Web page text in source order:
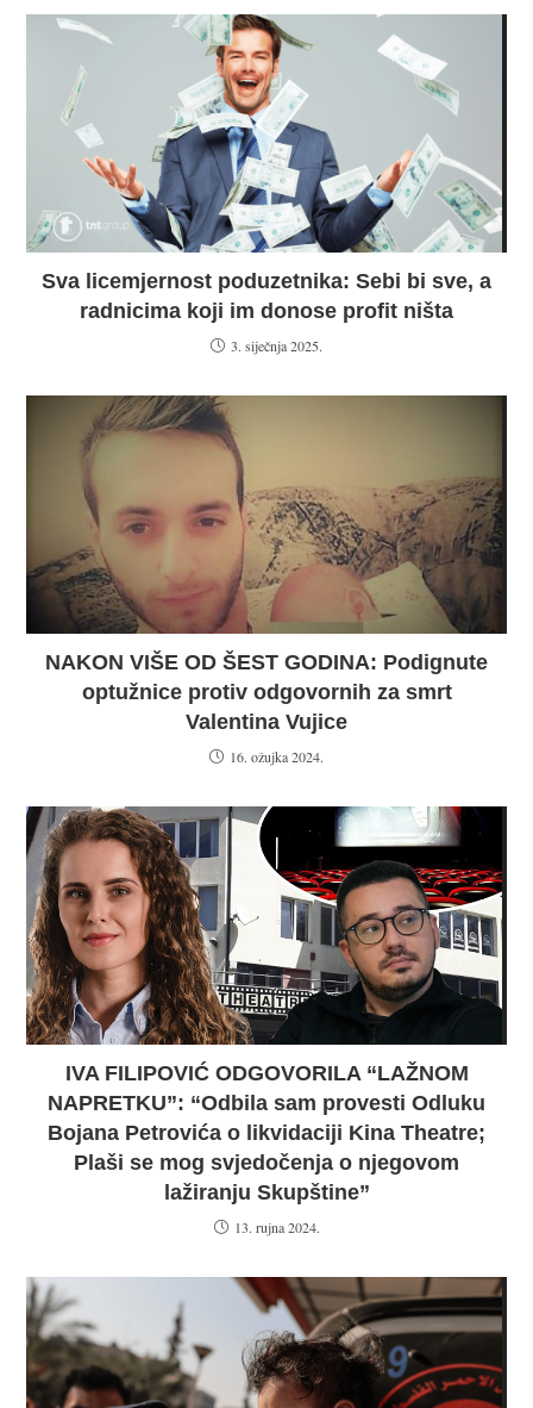
Sva licemjernost poduzetnika: Sebi bi sve, a
radnicima koji im donose profit ništa
3. siječnja 2025.
NAKON VIŠE OD ŠEST GODINA: Podignute
optužnice protiv odgovornih za smrt
Valentina Vujice
16. ožujka 2024.
IVA FILIPOVIĆ ODGOVORILA “LAŽNOM
NAPRETKU”: “Odbila sam provesti Odluku
Bojana Petrovića o likvidaciji Kina Theatre;
Plaši se mog svjedočenja o njegovom
lažiranju Skupštine”
13. rujna 2024.